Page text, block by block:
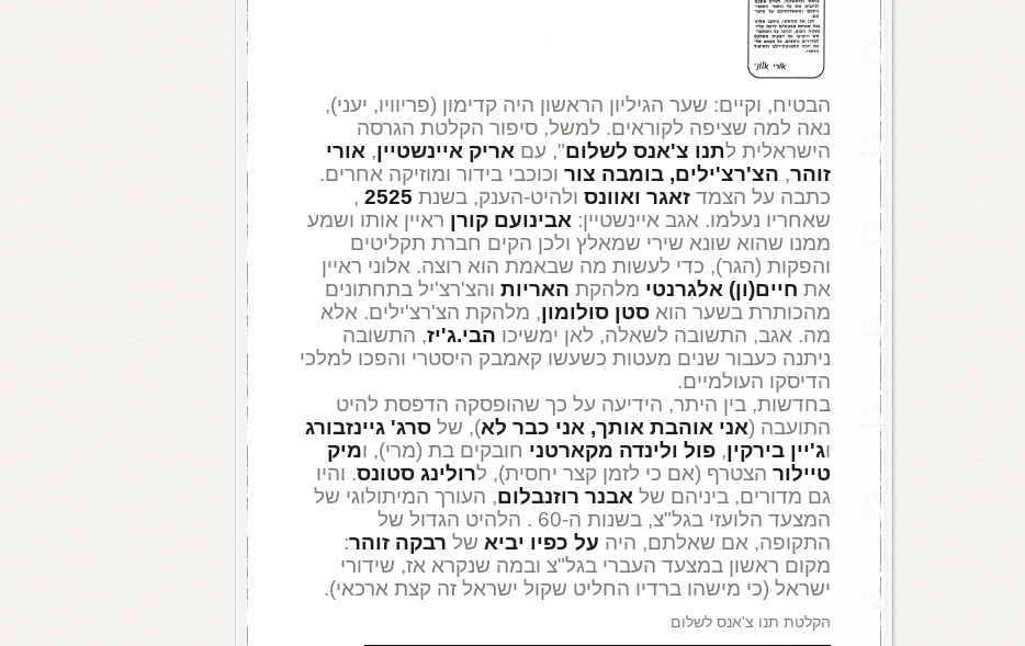
הבטיח, וקיים: שער הגיליון הראשון היה קדימון (פריוויו, יעני),
נאה למה שציפה לקוראים. למשל, סיפור הקלטת הגרסה
הישראלית לתנו צ'אנס לשלום", עם אריק איינשטיין, אורי
זוהר, הצ'רצ'ילים, בומבה צור וכוכבי בידור ומוזיקה אחרים.
כתבה על הצמד זאגר ואוונס ולהיט-הענק, בשנת 2525
,
שאחריו נעלמו. אגב איינשטיין: אבינועם קורן ראיין אותו ושמע
ממנו שהוא שונא שירי שמאלץ ולכן הקים חברת תקליטים
והפקות (הגר), כדי לעשות מה שבאמת הוא רוצה. אלוני ראיין
את חיים(ון) אלגרנטי מלהקת האריות והצ'רצ'יל בתחתונים
מהכותרת בשער הוא סטן סולומון, מלהקת הצ'רצ'ילים. אלא
מה. אגב, התשובה לשאלה, לאן ימשיכו הבי.ג'יז, התשובה
ניתנה כעבור שנים מעטות כשעשו קאמבק היסטרי והפכו למלכי
הדיסקו העולמיים.
בחדשות, בין היתר, הידיעה על כך שהופסקה הדפסת להיט
התועבה (אני אוהבת אותך, אני כבר לא), של סרג' גיינזבורג
וג'יין בירקין, פול ולינדה מקארטני חובקים בת (מרי), ומיק
טיילור הצטרף (אם כי לזמן קצר יחסית), לרולינג סטונס. והיו
גם מדורים, ביניהם של אבנר רוזנבלום, העורך המיתולוגי של
המצעד הלועזי בגל"צ, בשנות ה-60 . הלהיט הגדול של
התקופה, אם שאלתם, היה על כפיו יביא של רבקה זוהר:
מקום ראשון במצעד העברי בגל"צ ובמה שנקרא אז, שידורי
ישראל (כי מישהו ברדיו החליט שקול ישראל זה קצת ארכאי).
הקלטת תנו צ'אנס לשלום